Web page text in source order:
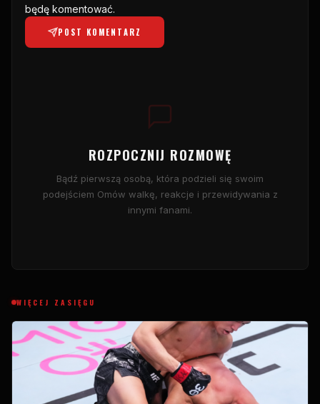
będę komentować.
POST KOMENTARZ
ROZPOCZNIJ ROZMOWĘ
Bądź pierwszą osobą, która podzieli się swoim
podejściem Omów walkę, reakcje i przewidywania z
innymi fanami.
WIĘCEJ ZASIĘGU